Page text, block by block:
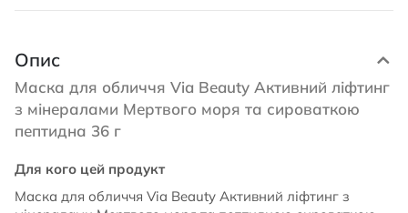
Опис
Маска для обличчя Via Beauty Активний ліфтинг
з мінералами Мертвого моря та сироваткою
пептидна 36 г
Для кого цей продукт
Маска для обличчя Via Beauty Активний ліфтинг з